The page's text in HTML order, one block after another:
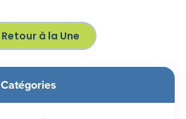
Retour à la Une
Catégories